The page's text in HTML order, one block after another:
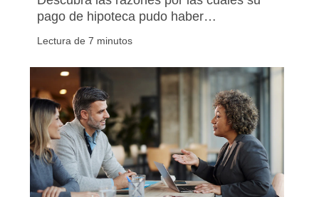
pago de hipoteca pudo haber
las tasas de interés afectan su pago
mensual, y conozca las medidas que
puede tomar.
Lectura de 7 minutos